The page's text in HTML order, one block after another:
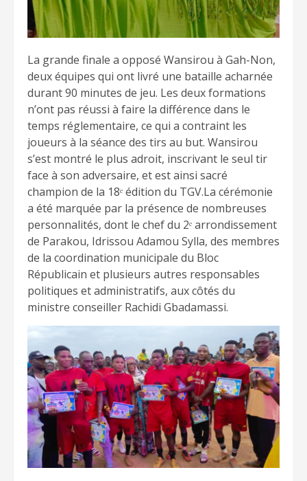
La grande finale a opposé Wansirou à Gah-Non,
deux équipes qui ont livré une bataille acharnée
durant 90 minutes de jeu. Les deux formations
n’ont pas réussi à faire la différence dans le
temps réglementaire, ce qui a contraint les
joueurs à la séance des tirs au but. Wansirou
s’est montré le plus adroit, inscrivant le seul tir
face à son adversaire, et est ainsi sacré
champion de la 18ᵉ édition du TGV.La cérémonie
a été marquée par la présence de nombreuses
personnalités, dont le chef du 2ᵉ arrondissement
de Parakou, Idrissou Adamou Sylla, des membres
de la coordination municipale du Bloc
Républicain et plusieurs autres responsables
politiques et administratifs, aux côtés du
ministre conseiller Rachidi Gbadamassi.